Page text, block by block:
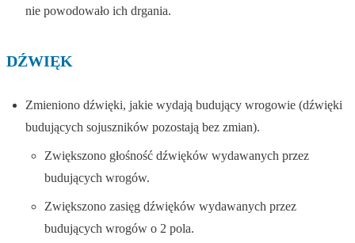
nie powodowało ich drgania.
DŹWIĘK
Zmieniono dźwięki, jakie wydają budujący wrogowie (dźwięki
budujących sojuszników pozostają bez zmian).
Zwiększono głośność dźwięków wydawanych przez
budujących wrogów.
Zwiększono zasięg dźwięków wydawanych przez
budujących wrogów o 2 pola.